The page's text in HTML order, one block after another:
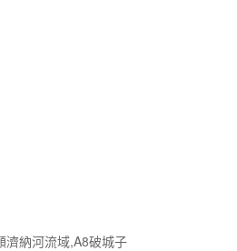
濟納河流域,A8破城子